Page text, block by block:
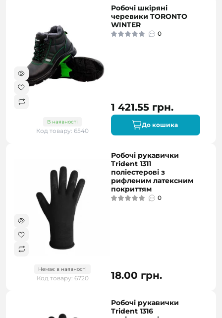
В наявності
Код товару: 6540
Робочі шкіряні
черевики TORONTO
WINTER
0
1 421.55 грн.
До кошика
Немає в наявності
Код товару: 6720
Робочі рукавички
Trident 1311
поліестерові з
рифленим латексним
покриттям
0
18.00 грн.
Робочі рукавички
Trident 1316